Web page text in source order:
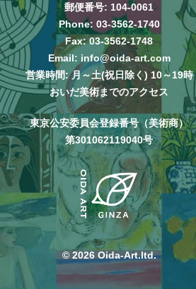
郵便番号: 104-0061
Phone: 03-3562-1740
Fax: 03-3562-1748
Email: info@oida-art.com
営業時間: 月～土(祝日除く) 10～19時
おいだ美術までのアクセス
東京公安委員会登録番号（美術商）
第301062119040号
© 2026 Oida-Art.ltd.